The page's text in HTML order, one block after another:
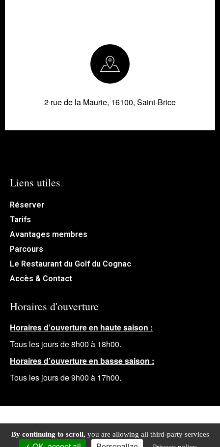
2 rue de la Maurie, 16100, Saint-Brice
Liens utiles
Réserver
Tarifs
Avantages membres
Parcours
Le Restaurant du Golf du Cognac
Accès & Contact
Horaires d'ouverture
Horaires d’ouverture en haute saison :
Tous les jours de 8h00 à 18h00.
Horaires d’ouverture en basse saison :
Tous les jours de 9h00 à 17h00.
Plan du site
By continuing to scroll, you are allowing all third-party services